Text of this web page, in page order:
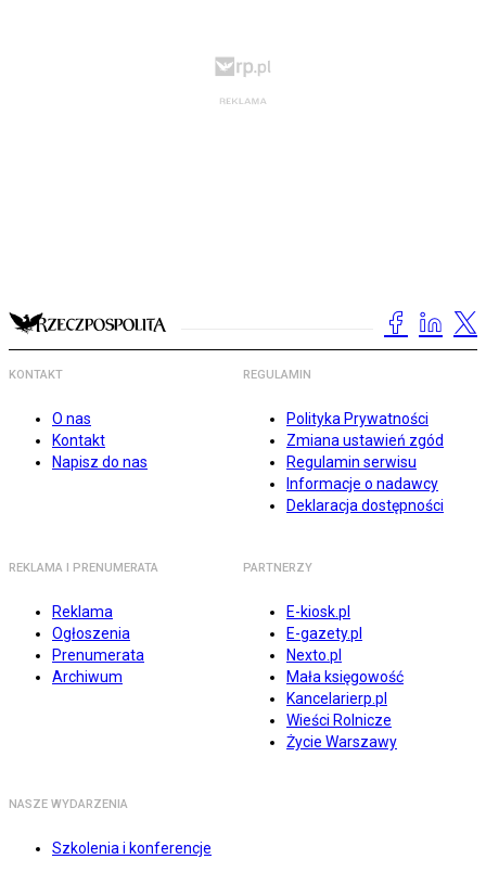
KONTAKT
O nas
Kontakt
Napisz do nas
REGULAMIN
Polityka Prywatności
Zmiana ustawień zgód
Regulamin serwisu
Informacje o nadawcy
Deklaracja dostępności
REKLAMA I PRENUMERATA
Reklama
Ogłoszenia
Prenumerata
Archiwum
PARTNERZY
E-kiosk.pl
E-gazety.pl
Nexto.pl
Mała księgowość
Kancelarierp.pl
Wieści Rolnicze
Życie Warszawy
NASZE WYDARZENIA
Szkolenia i konferencje